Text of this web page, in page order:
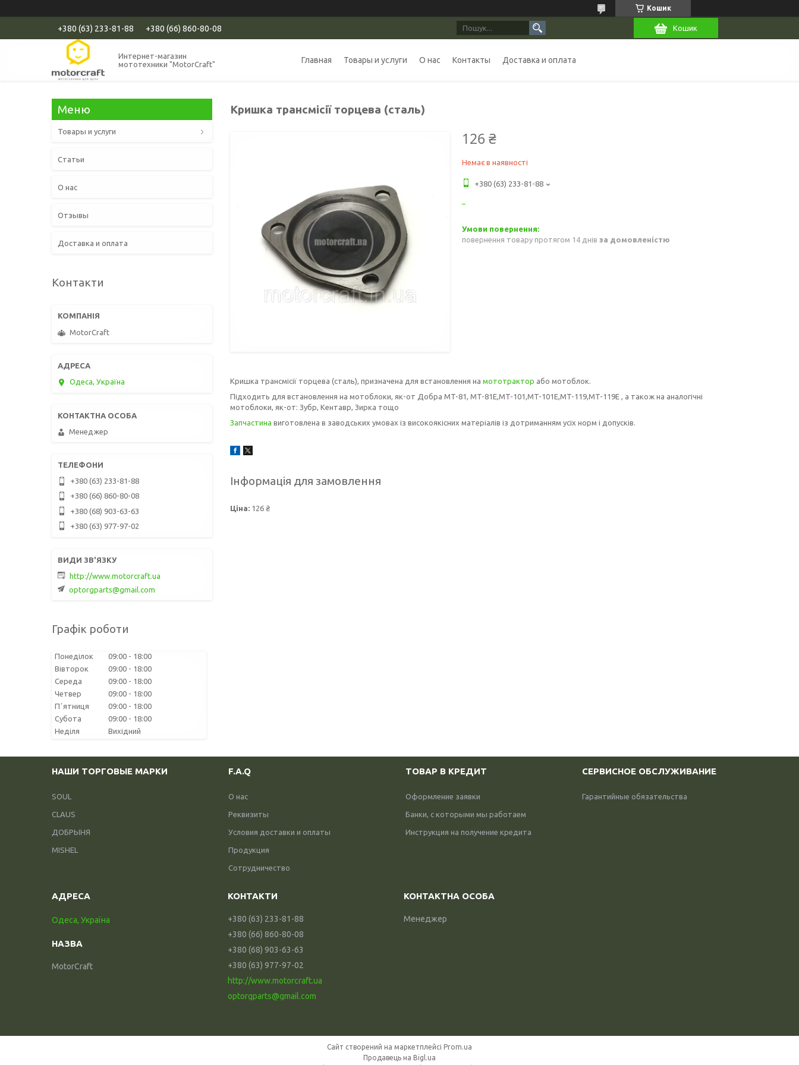
Кошик
+380 (63) 233-81-88 +380 (66) 860-80-08 Кошик
Интернет-магазин
мототехники "MotorCraft"
Главная Товары и услуги О нас Контакты Доставка и оплата
Кришка трансмісії торцева (сталь)
126 ₴
Немає в наявності
+380 (63) 233-81-88
повернення товару протягом 14 днів за домовленістю
Кришка трансмісії торцева (сталь), призначена для встановлення на мототрактор або мотоблок.
Підходить для встановлення на мотоблоки, як-от Добра MT-81, MT-81E,MT-101,MT-101Е,MT-119,MT-119E , а також на аналогічні
мотоблоки, як-от: Зубр, Кентавр, Зирка тощо
Запчастина виготовлена в заводських умовах із високоякісних матеріалів із дотриманням усіх норм і допусків.
Інформація для замовлення
Ціна: 126 ₴
Товары и услуги
Статьи
О нас
Отзывы
Доставка и оплата
Контакти
MotorCraft
Одеса, Україна
Менеджер
+380 (63) 233-81-88
+380 (66) 860-80-08
+380 (68) 903-63-63
+380 (63) 977-97-02
http://www.motorcraft.ua
optorgparts@gmail.com
Графік роботи
Понеділок 09:00
18:00
Вівторок
09:00
18:00
Середа
09:00
18:00
Четвер
09:00
18:00
Пʼятниця
09:00
18:00
Субота
09:00
18:00
Неділя
Вихідний
НАШИ ТОРГОВЫЕ МАРКИ
SOUL
CLAUS
ДОБРЫНЯ
MISHEL
F.A.Q
О нас
Реквизиты
Условия доставки и оплаты
Продукция
Сотрудничество
ТОВАР В КРЕДИТ
Оформление заявки
Банки, с которыми мы работаем
Инструкция на получение кредита
СЕРВИСНОЕ ОБСЛУЖИВАНИЕ
Гарантийные обязательства
Одеса, Україна
MotorCraft
+380 (63) 233-81-88
+380 (66) 860-80-08
+380 (68) 903-63-63
+380 (63) 977-97-02
http://www.motorcraft.ua
optorgparts@gmail.com
Менеджер
Сайт створений на маркетплейсі Prom.ua
Продавець на Bigl.ua